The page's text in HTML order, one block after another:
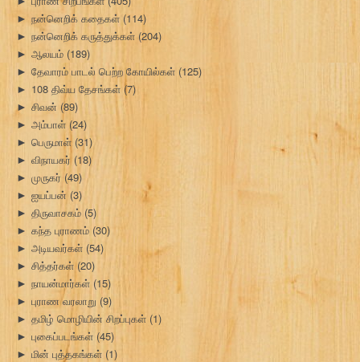
► நன்னெறிக் கதைகள் (114)
► நன்னெறிக் கருத்துக்கள் (204)
► ஆலயம் (189)
► தேவாரம் பாடல் பெற்ற கோயில்கள் (125)
► 108 திவ்ய தேசங்கள் (7)
► சிவன் (89)
► அம்பாள் (24)
► பெருமாள் (31)
► விநாயகர் (18)
► முருகர் (49)
► ஐயப்பன் (3)
► திருவாசகம் (5)
► கந்த புராணம் (30)
► அடியவர்கள் (54)
► சித்தர்கள் (20)
► நாயன்மார்கள் (15)
► புராண வரலாறு (9)
► தமிழ் மொழியின் சிறப்புகள் (1)
► புகைப்படங்கள் (45)
► மின் புத்தகங்கள் (1)